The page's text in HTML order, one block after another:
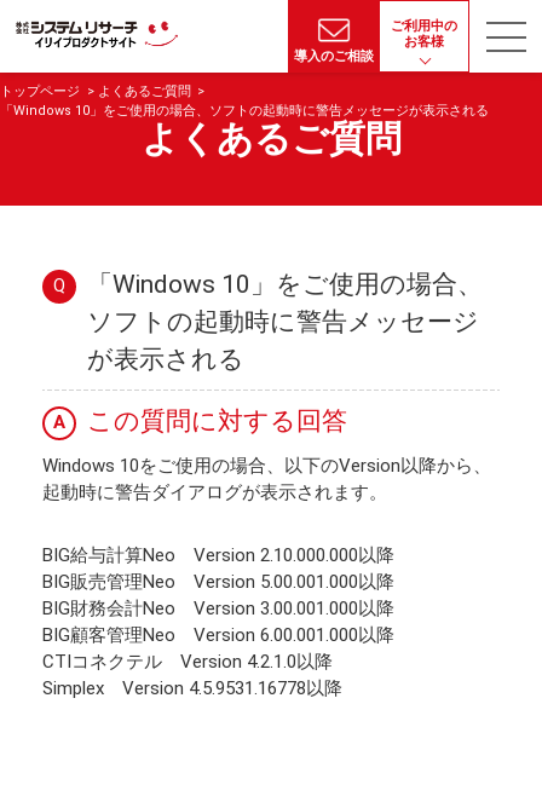
導入のご相談
ご利用中の
お客様
トップページ
よくあるご質問
「Windows 10」をご使用の場合、ソフトの起動時に警告メッセージが表示される
よくあるご質問
Q
「Windows 10」をご使用の場合、
ソフトの起動時に警告メッセージ
が表示される
A この質問に対する回答
Windows 10をご使用の場合、以下のVersion以降から、
起動時に警告ダイアログが表示されます。
BIG給与計算Neo Version 2.10.000.000以降
BIG販売管理Neo Version 5.00.001.000以降
BIG財務会計Neo Version 3.00.001.000以降
BIG顧客管理Neo Version 6.00.001.000以降
CTIコネクテル Version 4.2.1.0以降
Simplex Version 4.5.9531.16778以降